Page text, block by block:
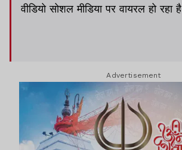
वीडियो सोशल मीडिया पर वायरल हो रहा है
Advertisement